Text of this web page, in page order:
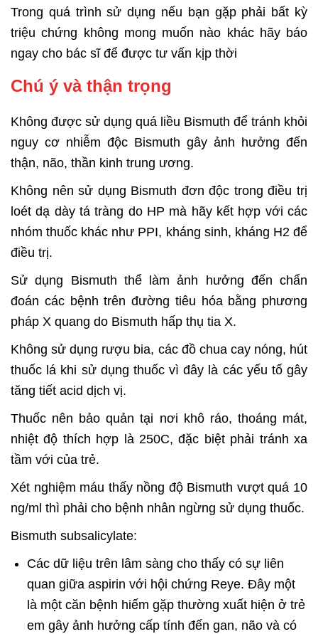
Trong quá trình sử dụng nếu bạn gặp phải bất kỳ
triệu chứng không mong muốn nào khác hãy báo
ngay cho bác sĩ để được tư vấn kịp thời
Chú ý và thận trọng
Không được sử dụng quá liều Bismuth để tránh khỏi
nguy cơ nhiễm độc Bismuth gây ảnh hưởng đến
thận, não, thần kinh trung ương.
Không nên sử dụng Bismuth đơn độc trong điều trị
loét dạ dày tá tràng do HP mà hãy kết hợp với các
nhóm thuốc khác như PPI, kháng sinh, kháng H2 để
điều trị.
Sử dụng Bismuth thể làm ảnh hưởng đến chẩn
đoán các bệnh trên đường tiêu hóa bằng phương
pháp X quang do Bismuth hấp thụ tia X.
Không sử dụng rượu bia, các đồ chua cay nóng, hút
thuốc lá khi sử dụng thuốc vì đây là các yếu tố gây
tăng tiết acid dịch vị.
Thuốc nên bảo quản tại nơi khô ráo, thoáng mát,
nhiệt độ thích hợp là 250C, đặc biệt phải tránh xa
tầm với của trẻ.
Xét nghiệm máu thấy nồng độ Bismuth vượt quá 10
ng/ml thì phải cho bệnh nhân ngừng sử dụng thuốc.
Bismuth subsalicylate:
Các dữ liệu trên lâm sàng cho thấy có sự liên
quan giữa aspirin với hội chứng Reye. Đây một
là một căn bệnh hiếm gặp thường xuất hiện ở trẻ
em gây ảnh hưởng cấp tính đến gan, não và có